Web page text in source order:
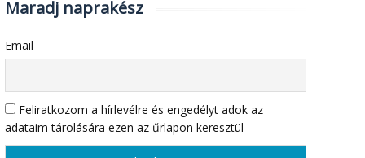
Maradj naprakész
Email
Feliratkozom a hírlevélre és engedélyt adok az
adataim tárolására ezen az űrlapon keresztül